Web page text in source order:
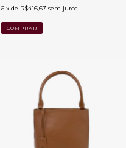
6 x de R$416,67 sem juros